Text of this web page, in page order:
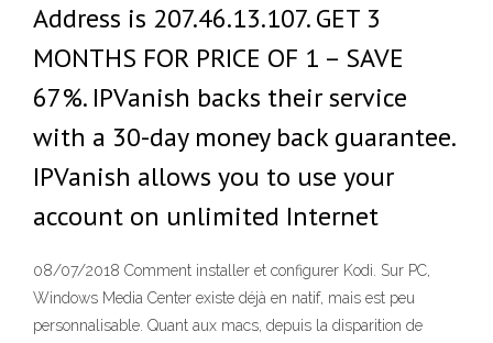
Address is 207.46.13.107. GET 3
MONTHS FOR PRICE OF 1 – SAVE
67%. IPVanish backs their service
with a 30-day money back guarantee.
IPVanish allows you to use your
account on unlimited Internet
08/07/2018 Comment installer et configurer Kodi. Sur PC,
Windows Media Center existe déjà en natif, mais est peu
personnalisable. Quant aux macs, depuis la disparition de